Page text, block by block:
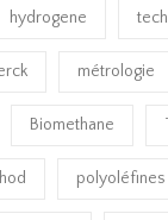
hydrogene
métrologie
Biomethane
polyoléfines